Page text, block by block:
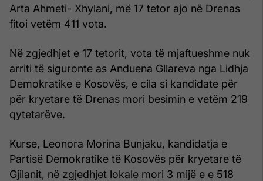
Arta Ahmeti- Xhylani, më 17 tetor ajo në Drenas
fitoi vetëm 411 vota.
Në zgjedhjet e 17 tetorit, vota të mjaftueshme nuk
arriti të siguronte as Anduena Gllareva nga Lidhja
Demokratike e Kosovës, e cila si kandidate për
për kryetare të Drenas mori besimin e vetëm 219
qytetarëve.
Kurse, Leonora Morina Bunjaku, kandidatja e
Partisë Demokratike të Kosovës për kryetare të
Gjilanit, në zgjedhjet lokale mori 3 mijë e e 518